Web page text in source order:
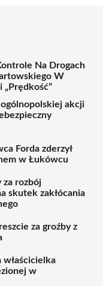
Na Drogach
W
„Prędkość”
ogólnopolskiej akcji
Forda zderzył
w Łukówcu
za rozbój
skutek zakłócania
za groźby z
właścicielka
w